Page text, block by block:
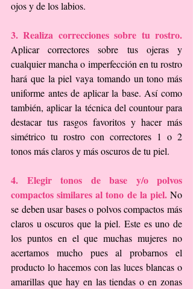
ojos y de los labios.
3. Realiza correcciones sobre tu rostro.
Aplicar correctores sobre tus ojeras y
cualquier mancha o imperfección en tu rostro
hará que la piel vaya tomando un tono más
uniforme antes de aplicar la base. Así como
también, aplicar la técnica del countour para
destacar tus rasgos favoritos y hacer más
simétrico tu rostro con correctores 1 o 2
tonos más claros y más oscuros de tu piel.
4. Elegir tonos de base y/o polvos
compactos similares al tono de la piel. No
se deben usar bases o polvos compactos más
claros u oscuros que la piel. Este es uno de
los puntos en el que muchas mujeres no
acertamos mucho pues al probarnos el
producto lo hacemos con las luces blancas o
amarillas que hay en las tiendas o en zonas